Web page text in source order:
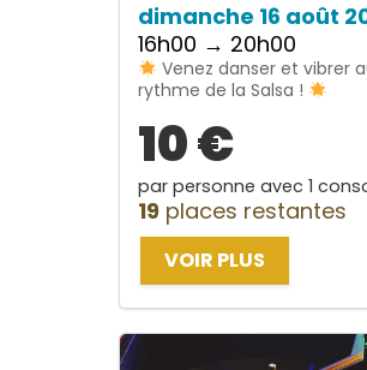
dimanche 16 août
16h00 → 20h00
Venez danser et vibrer
rythme de la Salsa !
10 €
par personne avec 1
19 places restantes
VOIR PLUS